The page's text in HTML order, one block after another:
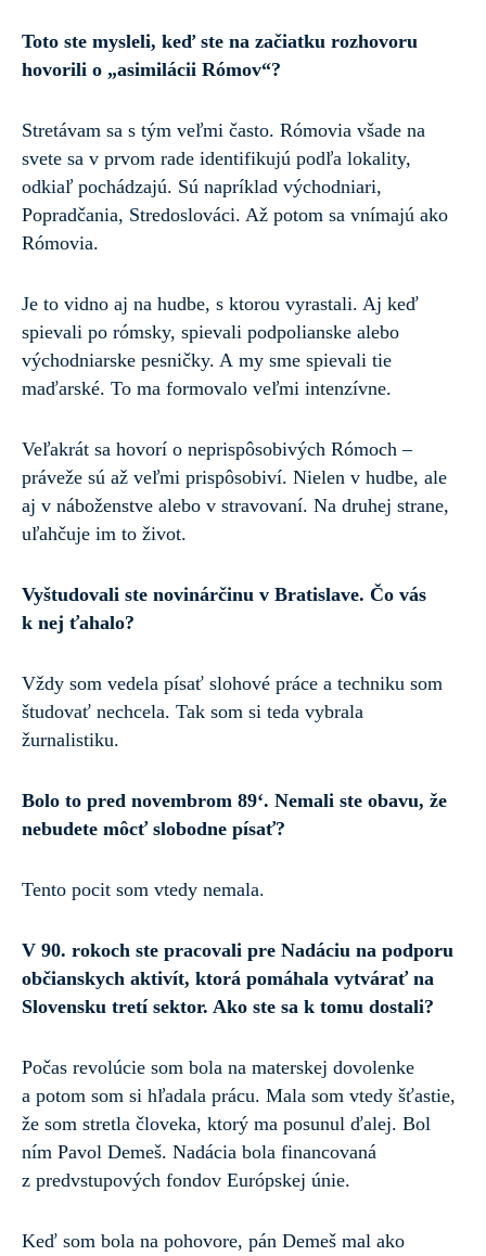
Toto ste mysleli, keď ste na začiatku rozhovoru
hovorili o „asimilácii Rómov“?
Stretávam sa s tým veľmi často. Rómovia všade na
svete sa v prvom rade identifikujú podľa lokality,
odkiaľ pochádzajú. Sú napríklad východniari,
Popradčania, Stredoslováci. Až potom sa vnímajú ako
Rómovia.
Je to vidno aj na hudbe, s ktorou vyrastali. Aj keď
spievali po rómsky, spievali podpolianske alebo
východniarske pesničky. A my sme spievali tie
maďarské. To ma formovalo veľmi intenzívne.
Veľakrát sa hovorí o neprispôsobivých Rómoch –
práveže sú až veľmi prispôsobiví. Nielen v hudbe, ale
aj v náboženstve alebo v stravovaní. Na druhej strane,
uľahčuje im to život.
Vyštudovali ste novinárčinu v Bratislave. Čo vás
k nej ťahalo?
Vždy som vedela písať slohové práce a techniku som
študovať nechcela. Tak som si teda vybrala
žurnalistiku.
Bolo to pred novembrom 89‘. Nemali ste obavu, že
nebudete môcť slobodne písať?
Tento pocit som vtedy nemala.
V 90. rokoch ste pracovali pre Nadáciu na podporu
občianskych aktivít, ktorá pomáhala vytvárať na
Slovensku tretí sektor. Ako ste sa k tomu dostali?
Počas revolúcie som bola na materskej dovolenke
a potom som si hľadala prácu. Mala som vtedy šťastie,
že som stretla človeka, ktorý ma posunul ďalej. Bol
ním Pavol Demeš. Nadácia bola financovaná
z predvstupových fondov Európskej únie.
Keď som bola na pohovore, pán Demeš mal ako